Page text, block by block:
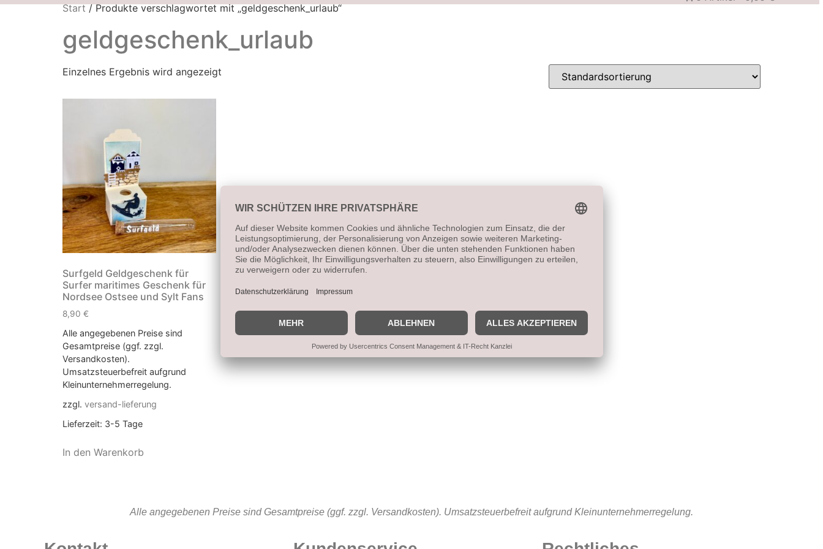
Start/ Produkte verschlagwortet mit „geldgeschenk_urlaub“
geldgeschenk_urlaub
Einzelnes Ergebnis wird angezeigt
Surfgeld Geldgeschenk für
Surfer maritimes Geschenk für
Nordsee Ostsee und Sylt Fans
8,90 €
Alle angegebenen Preise sind
Gesamtpreise (ggf. zzgl.
Versandkosten).
Umsatzsteuerbefreit aufgrund
Kleinunternehmerregelung.
zzgl. versand-lieferung
Lieferzeit: 3-5 Tage
In den Warenkorb
Alle angegebenen Preise sind Gesamtpreise (ggf. zzgl. Versandkosten). Umsatzsteuerbefreit aufgrund Kleinunternehmerregelung.